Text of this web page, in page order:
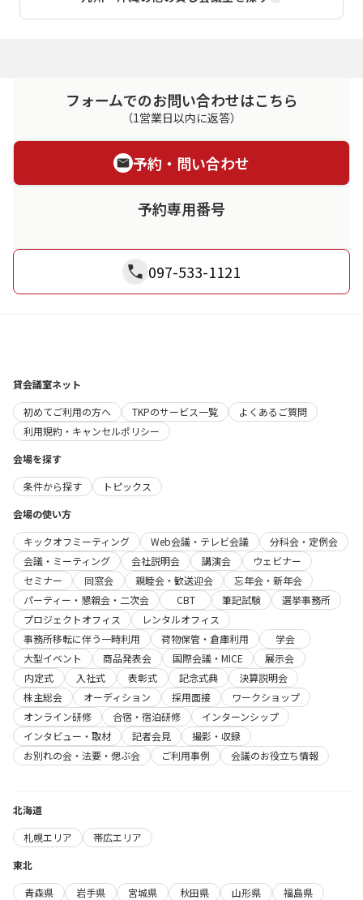
フォームでのお問い合わせはこちら
（1営業日以内に返答）
予約・問い合わせ
予約専用番号
097-533-1121
貸会議室ネット
初めてご利用の方へ
TKPのサービス一覧
よくあるご質問
利用規約・キャンセルポリシー
会場を探す
条件から探す
トピックス
会場の使い方
キックオフミーティング
Web会議・テレビ会議
分科会・定例会
会議・ミーティング
会社説明会 講演会
ウェビナー
セミナー
同窓会 親睦会・歓送迎会
忘年会・新年会
パーティー・懇親会・二次会
CBT 筆記試験
選挙事務所
プロジェクトオフィス
レンタルオフィス
事務所移転に伴う一時利用
荷物保管・倉庫利用
学会
大型イベント
商品発表会 国際会議・MICE
展示会
内定式
入社式 表彰式 記念式典
決算説明会
株主総会
オーディション 採用面接
ワークショップ
オンライン研修
合宿・宿泊研修
インターンシップ
インタビュー・取材
記者会見
撮影・収録
お別れの会・法要・偲ぶ会
ご利用事例 会議のお役立ち情報
北海道
札幌エリア
帯広エリア
東北
青森県
岩手県 宮城県 秋田県 山形県
福島県